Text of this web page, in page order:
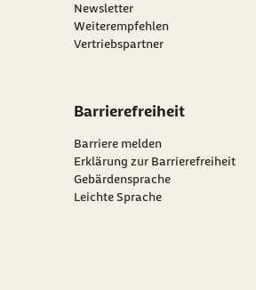
Newsletter
externer Link:
Weiterempfehlen
Vertriebspartner
Barrierefreiheit
Barriere melden
Erklärung zur Barrierefreiheit
Gebärdensprache
Leichte Sprache